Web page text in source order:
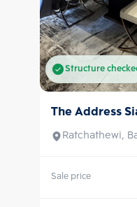
Structure
Sale
The Address
Ratchathewi,
Sale price